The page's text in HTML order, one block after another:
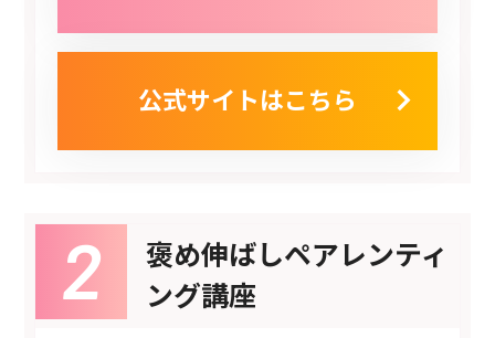
公式サイトはこちら
褒め伸ばしペアレンティ
ング講座